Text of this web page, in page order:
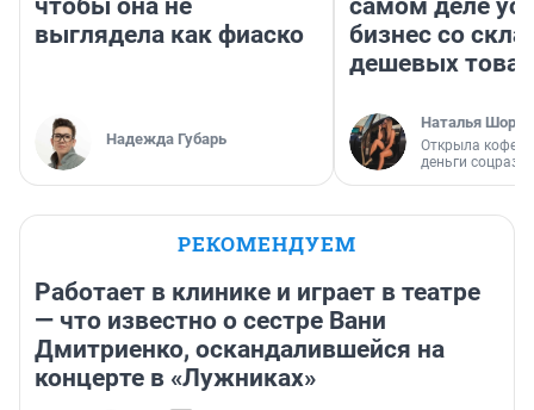
чтобы она не
выглядела как фиаско
Надежда Губарь
самом деле
бизнес со
дешевых
Наталья
Открыла
деньги
РЕКОМЕНДУЕМ
Работает в клинике и играет в театре
— что известно о сестре Вани
Дмитриенко, оскандалившейся на
концерте в «Лужниках»